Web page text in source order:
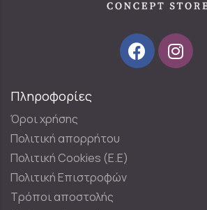
Πληροφορίες
Όροι χρήσης
Πολιτική απορρήτου
Πολιτική Cookies (E.E)
Πολιτική Επιστροφών
Τρόποι αποστολής